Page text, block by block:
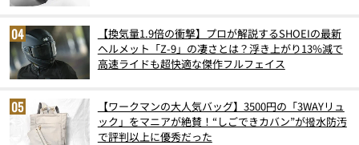
【換気量1.9倍の衝撃】プロが解説するSHOEIの最新
ヘルメット「Z-9」の凄さとは？浮き上がり13%減で
高速ライドも超快適な傑作フルフェイス
【ワークマンの大人気バッグ】3500円の「3WAYリュ
ック」をマニアが絶賛！“しごできカバン”が撥水防汚
で評判以上に優秀だった